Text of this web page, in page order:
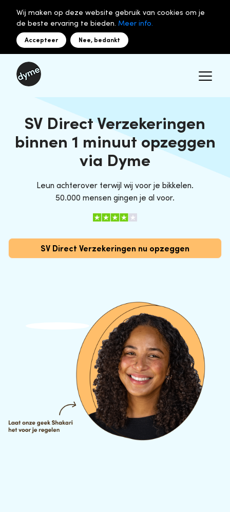
Wij maken op deze website gebruik van cookies om je
de beste ervaring te bieden. Meer info.
Accepteer Nee, bedankt
SV Direct Verzekeringen
binnen 1 minuut opzeggen
via Dyme
Leun achterover terwijl wij voor je bikkelen.
50.000 mensen gingen je al voor.
SV Direct Verzekeringen nu opzeggen